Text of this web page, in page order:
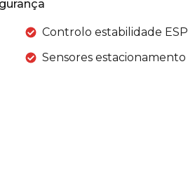
Controlo estabilidade ESP
Sensores estacionamento